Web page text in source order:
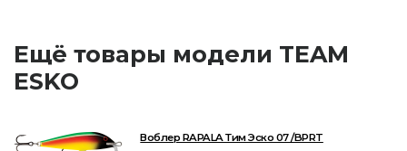
Ещё товары модели TEAM
ESKO
Воблер RAPALA Тим Эско 07 /BPRT